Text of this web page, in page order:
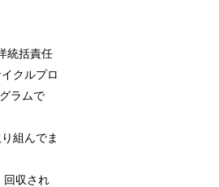
統括責任
クルプロ
ラムで
組んでま
回収され